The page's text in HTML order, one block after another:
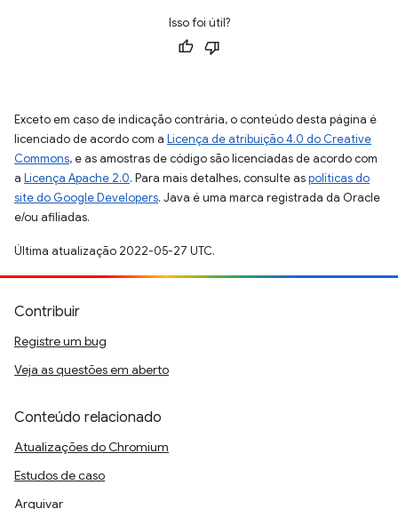
Isso foi útil?
Exceto em caso de indicação contrária, o conteúdo desta página é
licenciado de acordo com a Licença de atribuição 4.0 do Creative
Commons, e as amostras de código são licenciadas de acordo com
a Licença Apache 2.0. Para mais detalhes, consulte aspolíticas do
site do Google Developers. Java é uma marca registrada da Oracle
e/ou afiliadas.
Última atualização 2022-05-27 UTC.
Contribuir
Registre um bug
Veja as questões em aberto
Conteúdo relacionado
Atualizações do Chromium
Estudos de caso
Arquivar